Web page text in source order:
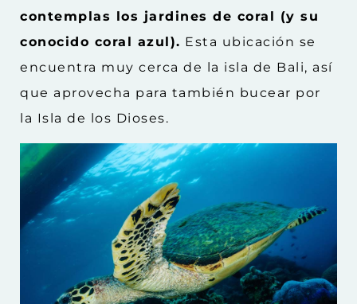
contemplas los jardines de coral (y su
conocido coral azul). Esta ubicación se
encuentra muy cerca de la isla de Bali, así
que aprovecha para también bucear por
la Isla de los Dioses.